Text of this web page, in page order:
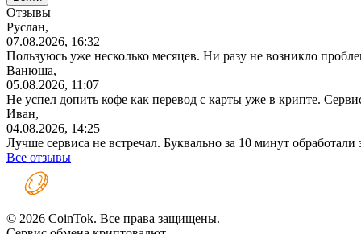
Отзывы
Руслан,
07.08.2026, 16:32
Пользуюсь уже несколько месяцев. Ни разу не возникло
Ванюша,
05.08.2026, 11:07
Не успел допить кофе как перевод с карты уже в крипте.
Иван,
04.08.2026, 14:25
Лучше сервиса не встречал. Буквально за 10 минут
Все отзывы
© 2026 CoinTok. Все права защищены.